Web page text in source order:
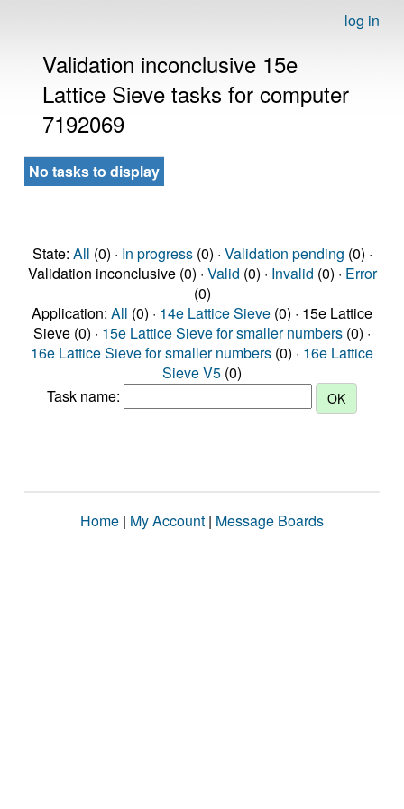
log in
Validation inconclusive 15e
Lattice Sieve tasks for computer
7192069
No tasks to display
State: All (0) · In progress(0) · Validation pending (0) ·
Validation inconclusive (0) · Valid (0) · Invalid (0) · Error
(0)
Application: All (0) · 14e Lattice Sieve (0) · 15e Lattice
Sieve (0) · 15e Lattice Sieve for smaller numbers (0) ·
16e Lattice Sieve for smaller numbers (0) · 16e Lattice
Sieve V5 (0)
Task name:
Home | My Account | Message Boards